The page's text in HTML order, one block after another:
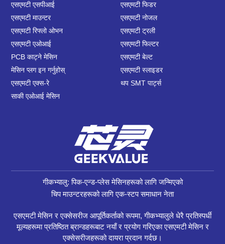
एसएमटी एसपीआई
एसएमटी माउन्टर
एसएमटी रिफ्लो ओभन
एसएमटी एओआई
PCB काट्ने मेसिन
मेसिन प्लग इन गर्नुहोस्
एसएमटी एक्स-रे
साकी एओआई मेसिन
एसएमटी फिडर
एसएमटी नोजल
एसएमटी ट्रली
एसएमटी फिल्टर
एसएमटी बेल्ट
एसएमटी स्लाइडर
थप SMT पार्ट्स
गीकभ्यालु: पिक-एन्ड-प्लेस मेसिनहरूको लागि जन्मिएको
चिप माउन्टरहरूको लागि एक-स्टप समाधान नेता
एसएमटी मेसिन र एक्सेसरीज आपूर्तिकर्ताको रूपमा, गीकभ्यालुले धेरै प्रतिस्पर्धी
मूल्यहरूमा प्रतिष्ठित ब्रान्डहरूबाट नयाँ र प्रयोग गरिएका एसएमटी मेसिन र
एक्सेसरीजहरूको दायरा प्रदान गर्दछ।